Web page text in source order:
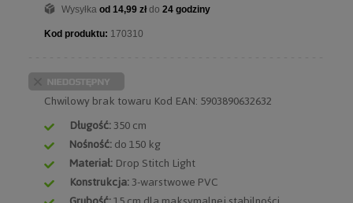
Wysyłka od 14,99 złdo 24 godziny
Kod produktu: 170310
Chwilowy brak towaru Kod EAN: 5903890632632
Długość:350 cm
Nośność:do 150 kg
Materiał:Drop Stitch Light
Konstrukcja:3-warstwowe PVC